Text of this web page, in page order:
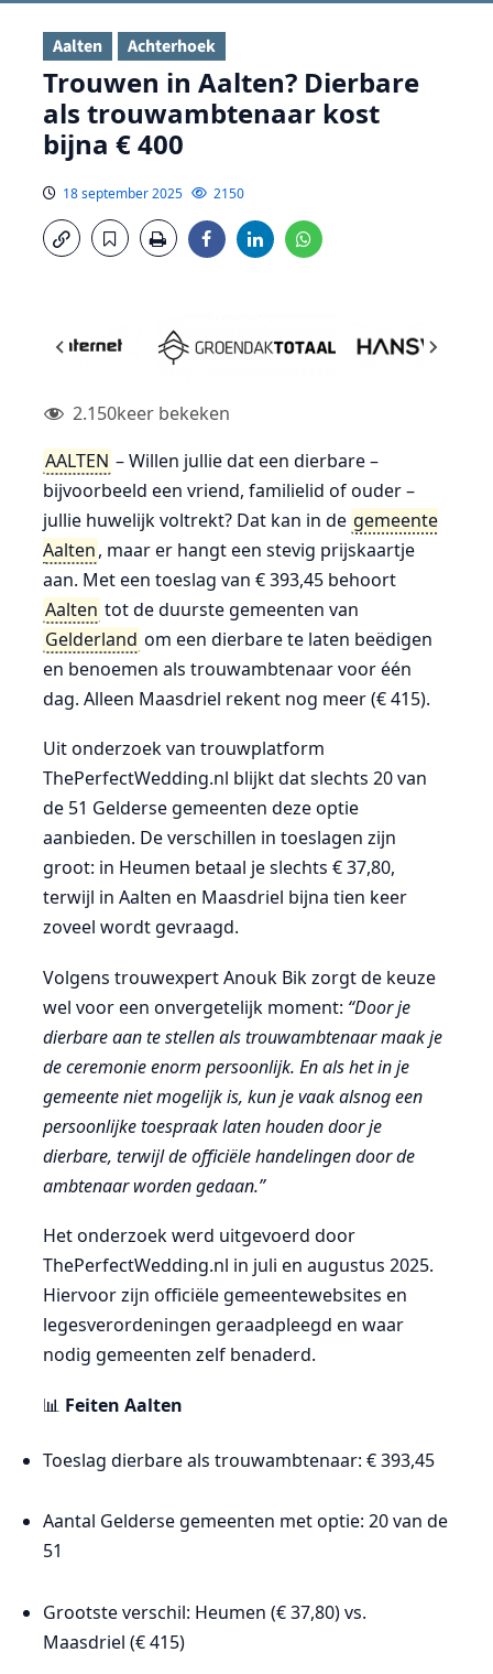
Aalten Achterhoek
Trouwen in Aalten? Dierbare
als trouwambtenaar kost
bijna € 400
18 september 2025 2150
2.150keer bekeken
AALTEN – Willen jullie dat een dierbare –
bijvoorbeeld een vriend, familielid of ouder –
jullie huwelijk voltrekt? Dat kan in de gemeente
Aalten, maar er hangt een stevig prijskaartje
aan. Met een toeslag van € 393,45 behoort
Aalten tot de duurste gemeenten van
Gelderland om een dierbare te laten beëdigen
en benoemen als trouwambtenaar voor één
dag. Alleen Maasdriel rekent nog meer (€ 415).
Uit onderzoek van trouwplatform
ThePerfectWedding.nl blijkt dat slechts 20 van
de 51 Gelderse gemeenten deze optie
aanbieden. De verschillen in toeslagen zijn
groot: in Heumen betaal je slechts € 37,80,
terwijl in Aalten en Maasdriel bijna tien keer
zoveel wordt gevraagd.
Volgens trouwexpert Anouk Bik zorgt de keuze
wel voor een onvergetelijk moment: “Door je
dierbare aan te stellen als trouwambtenaar maak je
de ceremonie enorm persoonlijk. En als het in je
gemeente niet mogelijk is, kun je vaak alsnog een
persoonlijke toespraak laten houden door je
dierbare, terwijl de officiële handelingen door de
ambtenaar worden gedaan.”
Het onderzoek werd uitgevoerd door
ThePerfectWedding.nl in juli en augustus 2025.
Hiervoor zijn officiële gemeentewebsites en
legesverordeningen geraadpleegd en waar
nodig gemeenten zelf benaderd.
📊 Feiten Aalten
Toeslag dierbare als trouwambtenaar: € 393,45
Aantal Gelderse gemeenten met optie: 20 van de
51
Grootste verschil: Heumen (€ 37,80) vs.
Maasdriel (€ 415)